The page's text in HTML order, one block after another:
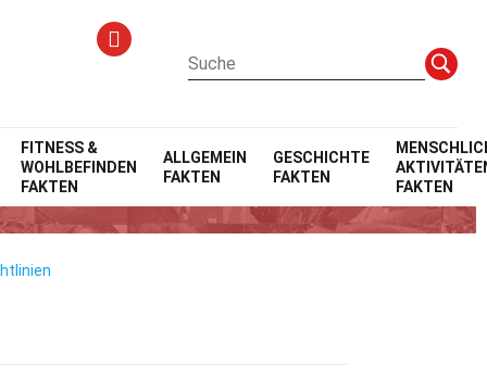
FITNESS &
WOHLBEFINDEN
FAKTEN
ALLGEMEIN
FAKTEN
GESCHICHTE
FAKTEN
FAKTEN